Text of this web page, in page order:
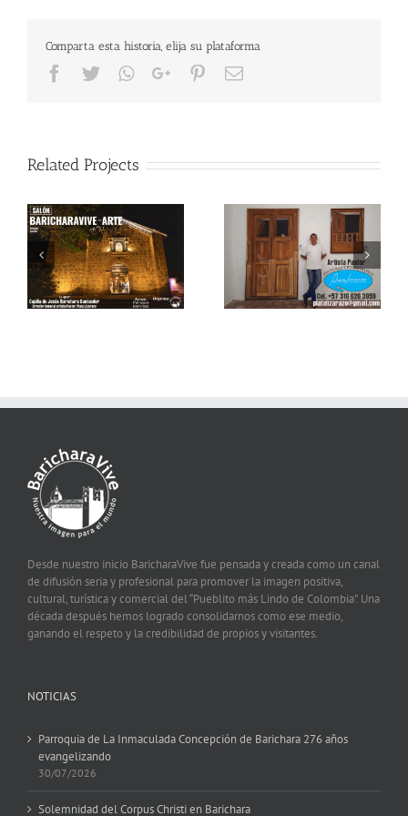
Comparta esta historia, elija su plataforma
Facebook
TwitterWhatsapp
Google+Pinterest
Email
Related Projects
Pastor Plata LIzarazo
Pintor & Fotografo
Taller de Papel de
Fique
Desde nuestro inicio BaricharaVive fue pensada y creada como un canal
de difusión seria y profesional para promover la imagen positiva,
cultural, turística y comercial del “Pueblito más Lindo de Colombia”. Una
década después hemos logrado consolidarnos como ese medio,
ganando el respeto y la credibilidad de propios y visitantes.
NOTICIAS
Parroquia de La Inmaculada Concepción de Barichara 276 años
evangelizando
30/07/2026
Solemnidad del Corpus Christi en Barichara